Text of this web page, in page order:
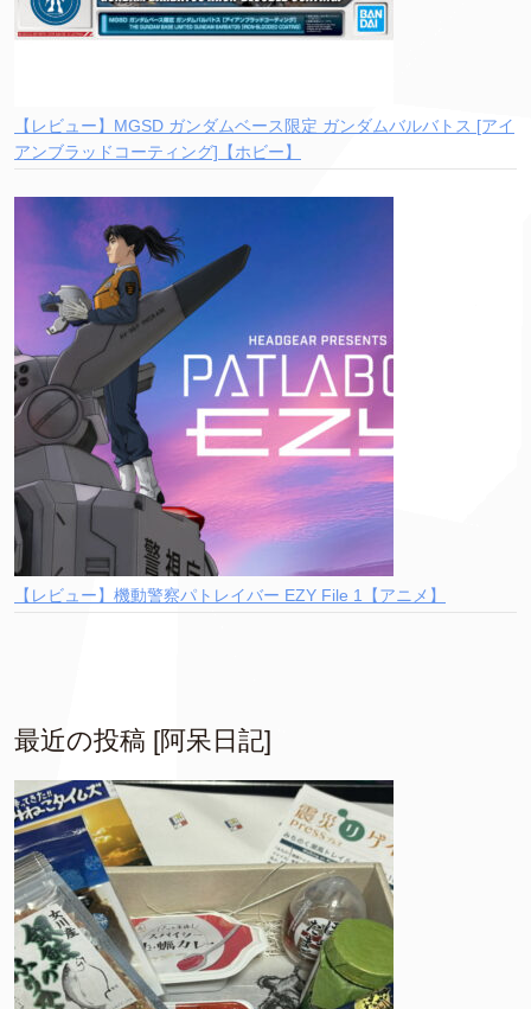
【レビュー】MGSD ガンダムベース限定 ガンダムバルバトス [アイ
アンブラッドコーティング]【ホビー】
【レビュー】機動警察パトレイバー EZY File 1【アニメ】
最近の投稿 [阿呆日記]